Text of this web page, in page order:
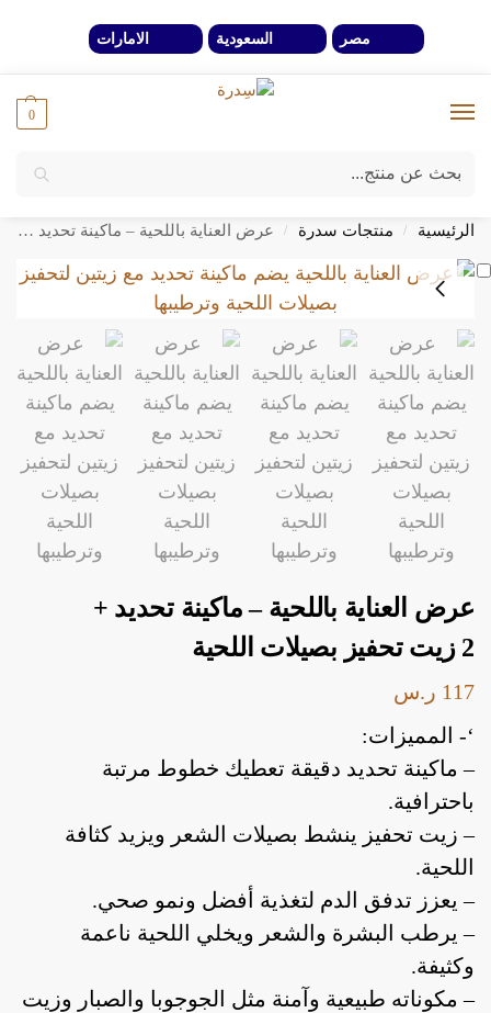
مصر السعودية الامارات
0
أدوات منزلية
أدوات منزلية أدوات يدوية إصلاحات
خصومات 40% لفترة محدوة وحتي نفاذ الكمية
الرئيسية / منتجات سدرة / عرض العناية باللحية – ماكينة تحديد + 2 زيت تحفيز بصيلات اللحية
عرض العناية باللحية – ماكينة تحديد +
2 زيت تحفيز بصيلات اللحية
117 ر.س
‘- المميزات:
– ماكينة تحديد دقيقة تعطيك خطوط مرتبة
باحترافية.
– زيت تحفيز ينشط بصيلات الشعر ويزيد كثافة
اللحية.
– يعزز تدفق الدم لتغذية أفضل ونمو صحي.
– يرطب البشرة والشعر ويخلي اللحية ناعمة
وكثيفة.
– مكوناته طبيعية وآمنة مثل الجوجوبا والصبار وزيت